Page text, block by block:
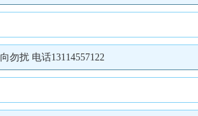
扰 电话13114557122